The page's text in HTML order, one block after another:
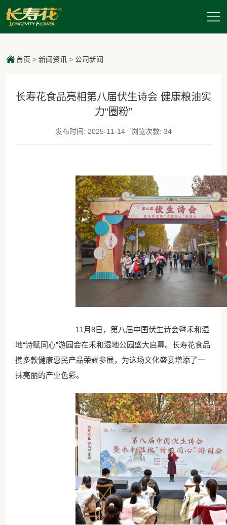
首页 > 新闻资讯> 公司新闻
长寿花食品亮相第八届伏生诗会 健康粮油实
力“圈粉”
发布时间: 2025-11-14 浏览次数: 34
11月8日，第八届中国伏生诗会暨禾和湿
地“诗赋同心”游园会在禾和湿地公园盛大启幕。长寿花食品
携多款健康惠民产品荣耀参展，为这场文化盛宴增添了一
抹亮丽的产业色彩。